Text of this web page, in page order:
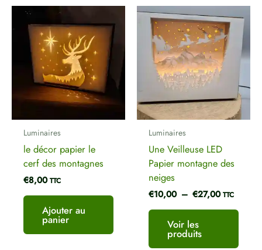
Luminaires
le décor papier le
cerf des montagnes
€8,00 TTC
Ajouter au
panier
Luminaires
Une Veilleuse LED
Papier montagne des
neiges
€10,00 – €27,00
de
prix :
€10,00
à
€27,00
TTC
Voir les
produits